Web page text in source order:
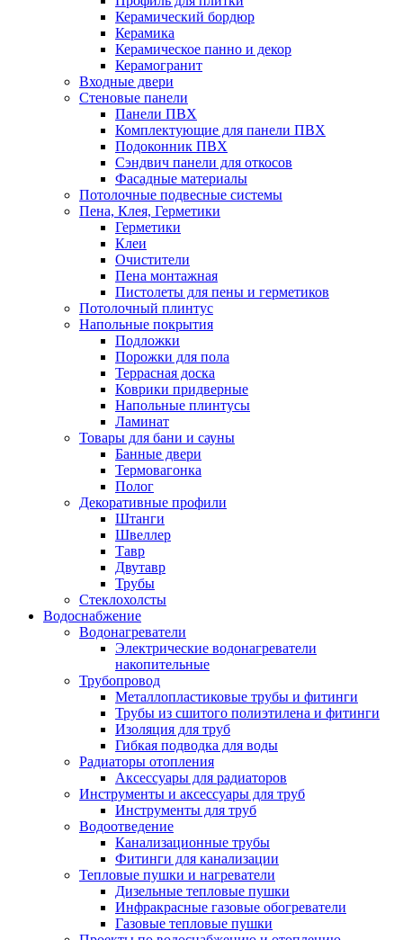
Керамический бордюр
Керамика
Керамическое панно и декор
Керамогранит
Входные двери
Стеновые панели
Панели ПВХ
Комплектующие для панели ПВХ
Подоконник ПВХ
Сэндвич панели для откосов
Фасадные материалы
Потолочные подвесные системы
Пена, Клея, Герметики
Герметики
Клеи
Очистители
Пена монтажная
Пистолеты для пены и герметиков
Потолочный плинтус
Напольные покрытия
Подложки
Порожки для пола
Террасная доска
Коврики придверные
Напольные плинтусы
Ламинат
Товары для бани и сауны
Банные двери
Термовагонка
Полог
Декоративные профили
Штанги
Швеллер
Тавр
Двутавр
Трубы
Стеклохолсты
Водоснабжение
Водонагреватели
Электрические водонагреватели
накопительные
Трубопровод
Металлопластиковые трубы и фитинги
Трубы из сшитого полиэтилена и фитинги
Изоляция для труб
Гибкая подводка для воды
Радиаторы отопления
Аксессуары для радиаторов
Инструменты и аксессуары для труб
Инструменты для труб
Водоотведение
Канализационные трубы
Фитинги для канализации
Тепловые пушки и нагреватели
Дизельные тепловые пушки
Инфракрасные газовые обогреватели
Газовые тепловые пушки